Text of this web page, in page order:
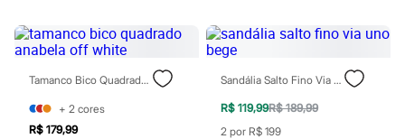
Casacos e Jaquetas
Jeans
Polos
Acessórios
Chapéus e Bonés
Cintos
Tamanco Bico Quadrado Anabela Off White
+ 2 cores
R$ 179,99
Sandália Salto Fino Via Uno Bege
R$ 119,99R$ 189,99
2 por R$ 199